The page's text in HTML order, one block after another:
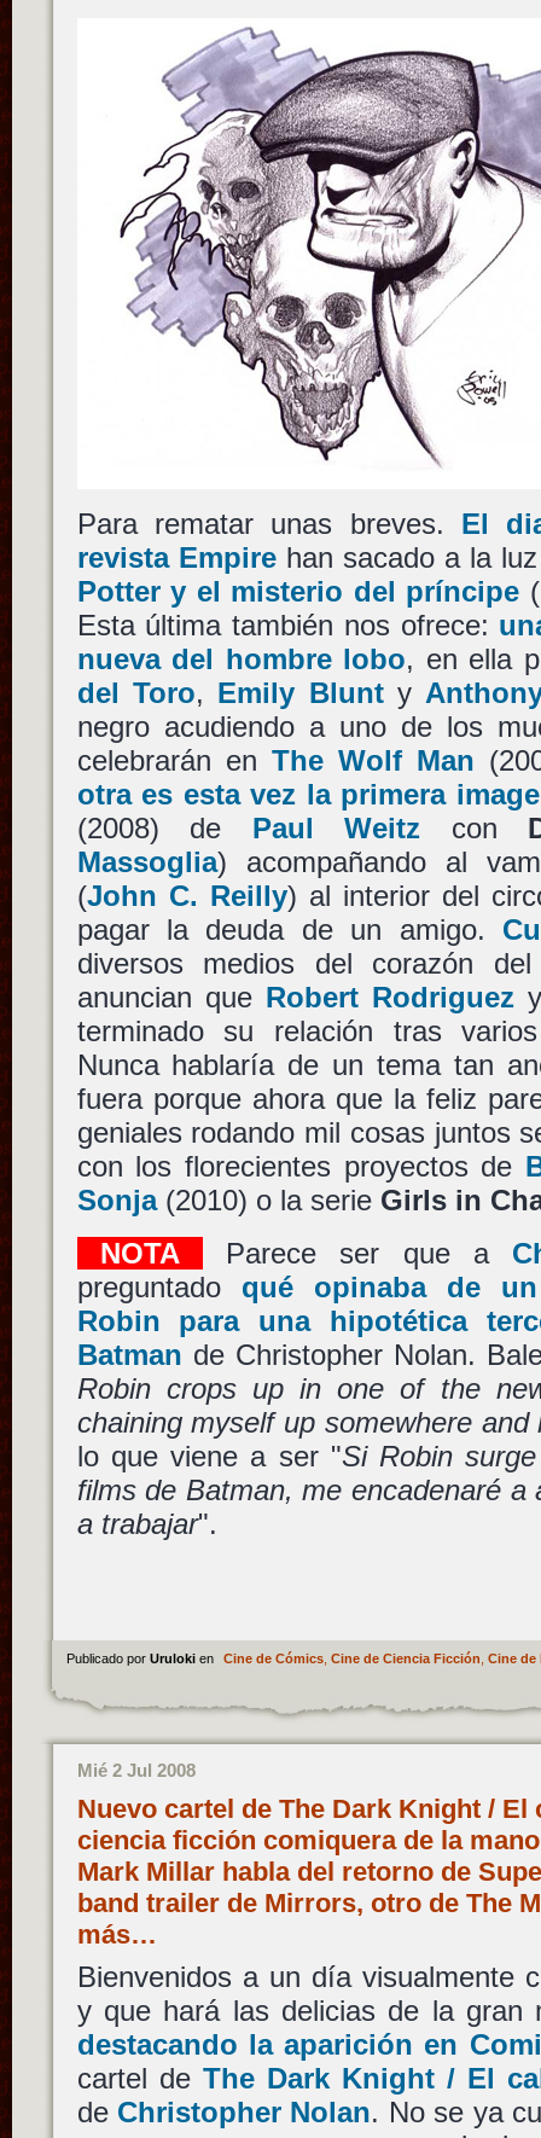
Para rematar unas breves. El
revista Empire han sacado a la
Potter y el misterio del príncipe
Esta última también nos ofrece:
nueva del hombre lobo, en ella
del Toro, Emily Blunty
negro acudiendo a uno de los
celebrarán en The Wolf Man
otra es esta vez la primera
(2008) de Paul Weitz con
Massoglia) acompañando al
(John C. Reilly) al interior del
pagar la deuda de un amigo.
diversos medios del corazón
anuncian que Robert Rodriguez
terminado su relación tras
Nunca hablaría de un tema tan
fuera porque ahora que la feliz
geniales rodando mil cosas juntos
con los florecientes proyectos de
Sonja(2010) o la serie Girls in
NOTA
Parece ser que a
preguntado qué opinaba de
Robin para una hipotética
Batman de Christopher Nolan.
Robin crops up in one of the
chaining myself up somewhere
lo que viene a ser "Si Robin
films de Batman, me encadenaré a
a trabajar".
Publicado por Uruloki en Cine de Cómics, Cine de Ciencia Ficción Cine de
Mié 2 Jul 2008
Nuevo cartel de The Dark Knight / El
ciencia ficción comiquera de la
Mark Millar habla del retorno de
band trailer de Mirrors, otro de The
más…
Bienvenidos a un día visualmente
y que hará las delicias de la gran
destacando la aparición en
cartel de The Dark Knight / El
de Christopher Nolan. No se ya